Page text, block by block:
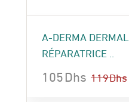
A-DERMA
RÉPARATRICE ..
119Dhs
105Dhs